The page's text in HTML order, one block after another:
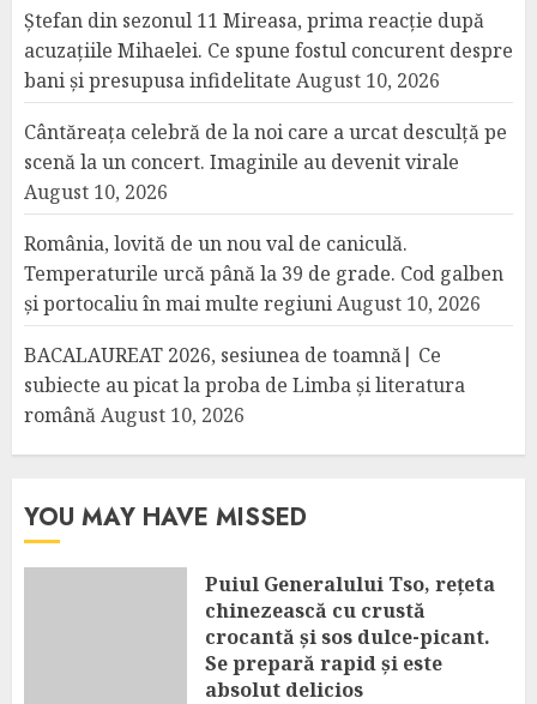
Ștefan din sezonul 11 Mireasa, prima reacție după
acuzațiile Mihaelei. Ce spune fostul concurent despre
bani și presupusa infidelitate August 10, 2026
Cântăreața celebră de la noi care a urcat desculță pe
scenă la un concert. Imaginile au devenit virale
August 10, 2026
România, lovită de un nou val de caniculă.
Temperaturile urcă până la 39 de grade. Cod galben
și portocaliu în mai multe regiuniAugust 10, 2026
BACALAUREAT 2026, sesiunea de toamnă| Ce
subiecte au picat la proba de Limba și literatura
românăAugust 10, 2026
YOU MAY HAVE MISSED
Puiul Generalului Tso, rețeta
chinezească cu crustă
crocantă și sos dulce-picant.
Se prepară rapid și este
absolut delicios